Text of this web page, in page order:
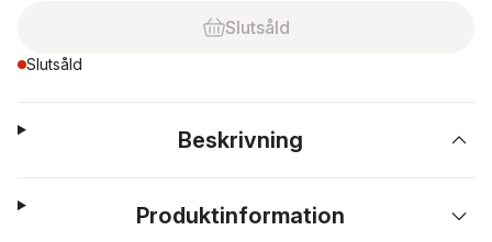
Slutsåld
Slutsåld
Beskrivning
Produktinformation